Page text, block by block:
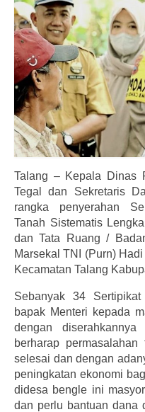
Dokumentasi
Hubungi Kami
Talang – Kepala Dinas
Tegal dan Sekretaris
rangka penyerahan
Tanah Sistematis
dan Tata Ruang /
Marsekal TNI (Purn)
Kecamatan Talang
Sebanyak 34
bapak Menteri kepada
dengan
berharap
selesai dan dengan
peningkatan ekonomi
didesa bengle ini
dan perlu bantuan dana